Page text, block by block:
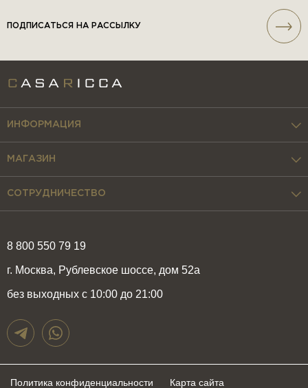
ПОДПИСАТЬСЯ НА РАССЫЛКУ
8 800 550 79 19
г. Москва, Рублевское шоссе, дом 52а
без выходных с 10:00 до 21:00
ИНФОРМАЦИЯ
МАГАЗИН
СОТРУДНИЧЕСТВО
Политика конфиденциальности Карта сайта